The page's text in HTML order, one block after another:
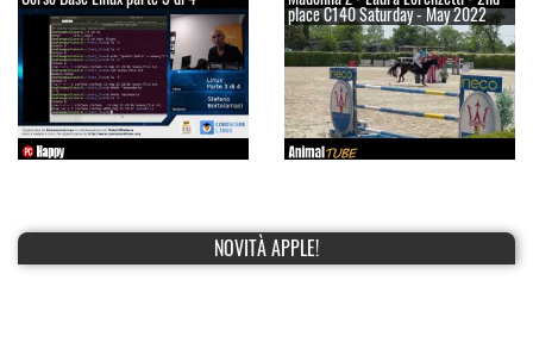
place C140 Saturday - May 2022
NOVITÀ APPLE!